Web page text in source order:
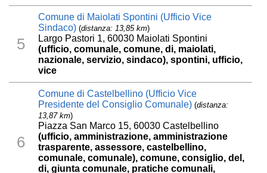
5
Comune di Maiolati Spontini (Ufficio Vice
Sindaco) (distanza: 13,85 km)
Largo Pastori 1, 60030 Maiolati Spontini
(ufficio, comunale, comune, di, maiolati,
nazionale, servizio, sindaco), spontini, ufficio,
vice
6
Comune di Castelbellino (Ufficio Vice
Presidente del Consiglio Comunale) (distanza:
13,87 km)
Piazza San Marco 15, 60030 Castelbellino
(ufficio, amministrazione, amministrazione
trasparente, assessore, castelbellino,
comunale, comunale), comune, consiglio, del,
di, giunta comunale, pratiche comunali,